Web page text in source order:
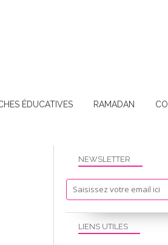
ÉDUCATIVES RAMADAN
NEWSLETTER
LIENS UTILES